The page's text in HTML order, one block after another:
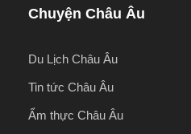
Chuyện Châu Âu
Du Lịch Châu Âu
Tin tức Châu Âu
Ẩm thực Châu Âu